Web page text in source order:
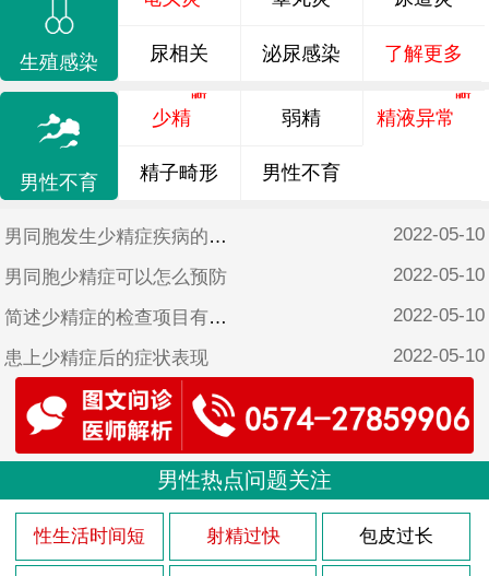
生殖感染 尿相关 泌尿感染 了解更多
男性不育
少精 弱精 精液异常
精子畸形 男性不育
男同胞发生少精症疾病的原因 2022-05-10
男同胞少精症可以怎么预防 2022-05-10
简述少精症的检查项目有哪些 2022-05-10
患上少精症后的症状表现 2022-05-10
导致少精症的原因有哪些呢
男人前列腺痛是什么原因引起的 2022-05-10
患上前列腺痛会有哪些不适症状
前列腺痛的症状表现有什么 2022-05-10
导致男性前列腺痛有哪些坏习惯 2022-05-10
男性热点问题关注
性生活时间短 射精过快 包皮过长